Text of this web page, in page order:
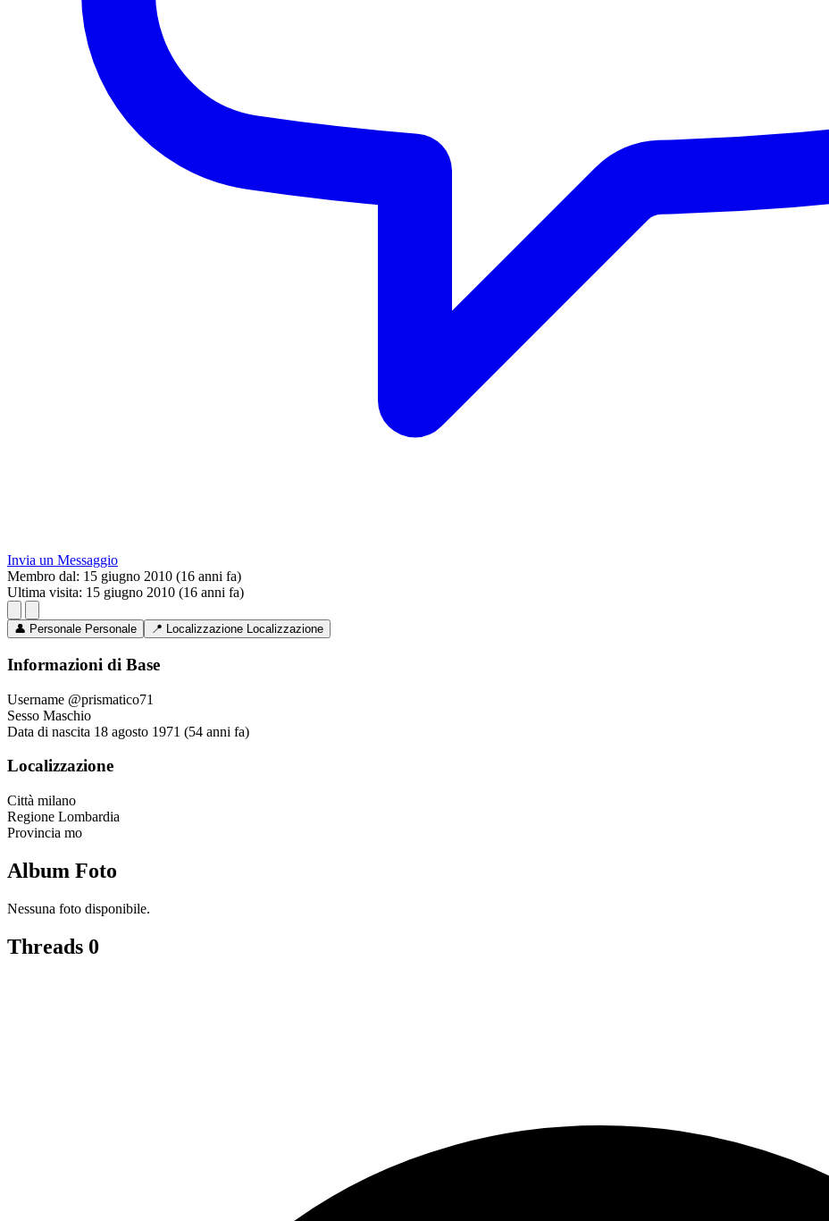
Invia un Messaggio
Membro dal: 15 giugno 2010 (16 anni fa)
Ultima visita: 15 giugno 2010 (16 anni fa)
👤 Personale Personale 📍 Localizzazione Localizzazione
Informazioni di Base
Username @prismatico71
Sesso Maschio
Data di nascita 18 agosto 1971 (54 anni fa)
Localizzazione
Città milano
Regione Lombardia
Provincia mo
Album Foto
Nessuna foto disponibile.
Threads 0